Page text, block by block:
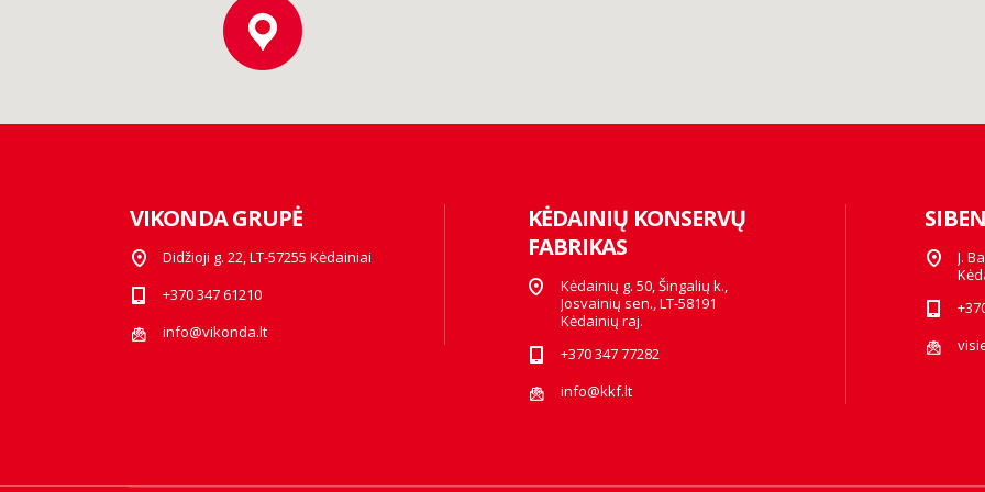
VIKONDA GRUPĖ
Didžioji g. 22, LT-57255 Kėdainiai
+370 347 61210
info@vikonda.lt
KĖDAINIŲ KONSERVŲ
FABRIKAS
Kėdainių g. 50, Šingalių k.,
Josvainių sen., LT-58191
Kėdainių raj.
+370 347 77282
info@kkf.lt
J.